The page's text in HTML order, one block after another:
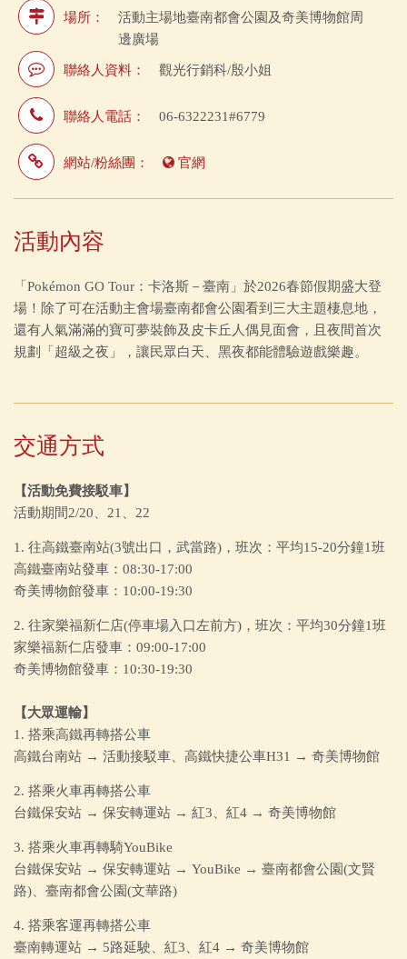
場所：
活動主場地臺南都會公園及奇美博物館周
邊廣場
聯絡人資料：
觀光行銷科/殷小姐
聯絡人電話： 06-6322231#6779
網站/粉絲團： 官網
活動內容
「Pokémon GO Tour：卡洛斯－臺南」於2026春節假期盛大登
場！除了可在活動主會場臺南都會公園看到三大主題棲息地，
還有人氣滿滿的寶可夢裝飾及皮卡丘人偶見面會，且夜間首次
規劃「超級之夜」，讓民眾白天、黑夜都能體驗遊戲樂趣。
交通方式
【活動免費接駁車】
活動期間2/20、21、22
1. 往高鐵臺南站(3號出口，武當路)，班次：平均15-20分鐘1班
高鐵臺南站發車：08:30-17:00
奇美博物館發車：10:00-19:30
2. 往家樂福新仁店(停車場入口左前方)，班次：平均30分鐘1班
家樂福新仁店發車：09:00-17:00
奇美博物館發車：10:30-19:30
【大眾運輸】
1. 搭乘高鐵再轉搭公車
高鐵台南站 → 活動接駁車、高鐵快捷公車H31 → 奇美博物館
2. 搭乘火車再轉搭公車
台鐵保安站 → 保安轉運站 → 紅3、紅4 → 奇美博物館
3. 搭乘火車再轉騎YouBike
台鐵保安站 → 保安轉運站 → YouBike → 臺南都會公園(文賢
路)、臺南都會公園(文華路)
4. 搭乘客運再轉搭公車
臺南轉運站 → 5路延駛、紅3、紅4 → 奇美博物館